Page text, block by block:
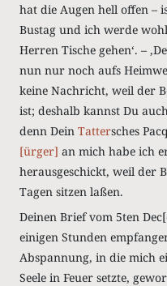
hat die Augen hell offen –
Bustag und ich werde
Herren Tische gehenʻ. –
nun nur noch aufs
keine Nachricht, weil der
ist; deshalb kannst Du
denn Dein Tattersches
[ürger] an mich habe ich
herausgeschickt, weil der
Tagen sitzen laßen.
Deinen Brief vom 5ten
einigen Stunden
Abspannung, in die mich
Seele in Feuer setzte,